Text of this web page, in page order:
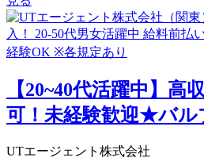
【20~40代活躍中】高
可！未経験歓迎★バル
UTエージェント株式会社